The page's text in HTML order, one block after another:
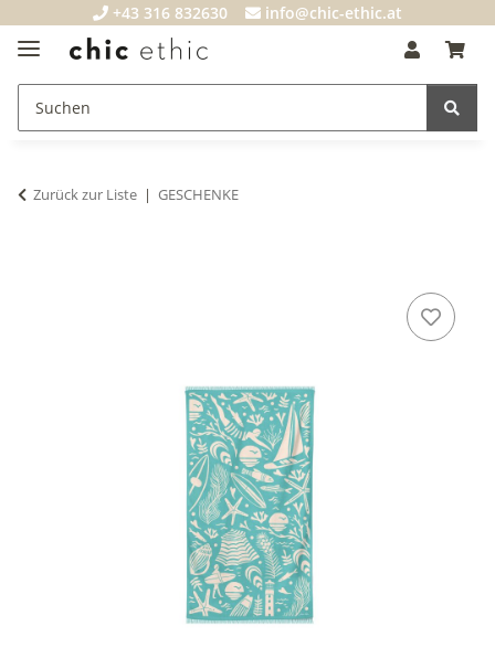
+43 316 832630 info@chic-ethic.at
Zurück zur Liste GESCHENKE